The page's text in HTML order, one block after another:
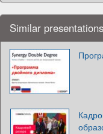
Similar